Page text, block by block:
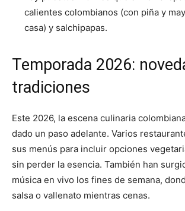
calientes colombianos (con piña y
casa) y salchipapas.
Temporada 2026:
tradiciones
Este 2026, la escena culinaria
dado un paso adelante. Varios
sus menús para incluir opciones
sin perder la esencia. También han
música en vivo los fines de semana,
salsa o vallenato mientras cenas.